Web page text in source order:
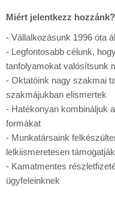
Miért jelentkezz hozzánk?
- Vállalkozásunk 1996 óta
- Legfontosabb célunk,
tanfolyamokat valósítsunk
- Oktatóink nagy szakmai
szakmájukban elismertek
- Hatékonyan kombináljuk
formákat
- Munkatársaink
lelkiismeretesen
- Kamatmentes
ügyfeleinknek